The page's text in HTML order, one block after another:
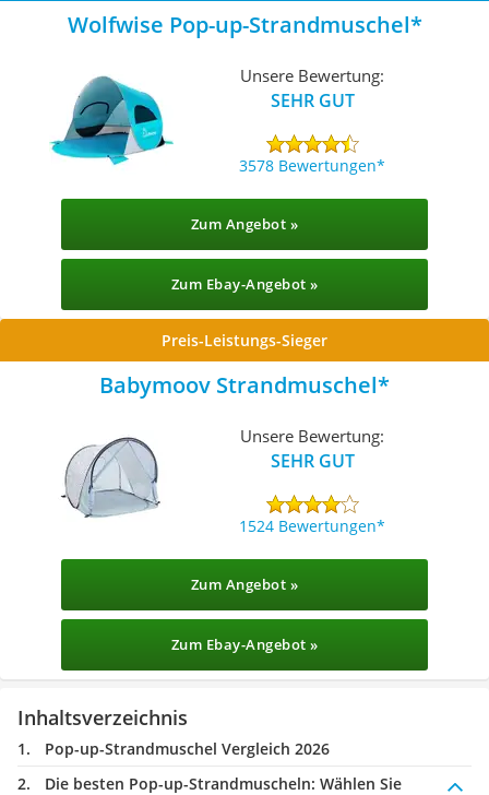
Wolfwise Pop-up-Strandmuschel
Unsere Bewertung:
SEHR GUT
3578 Bewertungen
Zum Angebot »
Zum Ebay-Angebot »
Preis-Leistungs-Sieger
Babymoov Strandmuschel
Unsere Bewertung:
SEHR GUT
1524 Bewertungen
Zum Angebot »
Zum Ebay-Angebot »
Inhaltsverzeichnis
Pop-up-Strandmuschel Vergleich 2026
Die besten Pop-up-Strandmuscheln: Wählen Sie